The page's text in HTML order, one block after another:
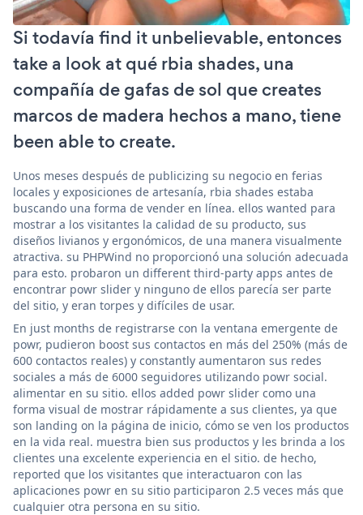
Si todavía find it unbelievable, entonces
take a look at qué rbia shades, una
compañía de gafas de sol que creates
marcos de madera hechos a mano, tiene
been able to create.
Unos meses después de publicizing su negocio en ferias
locales y exposiciones de artesanía, rbia shades estaba
buscando una forma de vender en línea. ellos wanted para
mostrar a los visitantes la calidad de su producto, sus
diseños livianos y ergonómicos, de una manera visualmente
atractiva. su PHPWind no proporcionó una solución adecuada
para esto. probaron un different third-party apps antes de
encontrar powr slider y ninguno de ellos parecía ser parte
del sitio, y eran torpes y difíciles de usar.
En just months de registrarse con la ventana emergente de
powr, pudieron boost sus contactos en más del 250% (más de
600 contactos reales) y constantly aumentaron sus redes
sociales a más de 6000 seguidores utilizando powr social.
alimentar en su sitio. ellos added powr slider como una
forma visual de mostrar rápidamente a sus clientes, ya que
son landing on la página de inicio, cómo se ven los productos
en la vida real. muestra bien sus productos y les brinda a los
clientes una excelente experiencia en el sitio. de hecho,
reported que los visitantes que interactuaron con las
aplicaciones powr en su sitio participaron 2.5 veces más que
cualquier otra persona en su sitio.